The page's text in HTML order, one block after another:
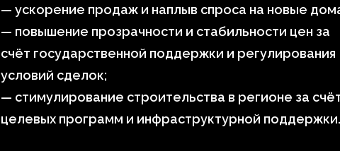
— ускорение продаж и наплыв спроса на новые
— повышение прозрачности и стабильности цен за
счёт государственной поддержки и регулирования
условий сделок;
— стимулирование строительства в регионе за
целевых программ и инфраструктурной поддержки.